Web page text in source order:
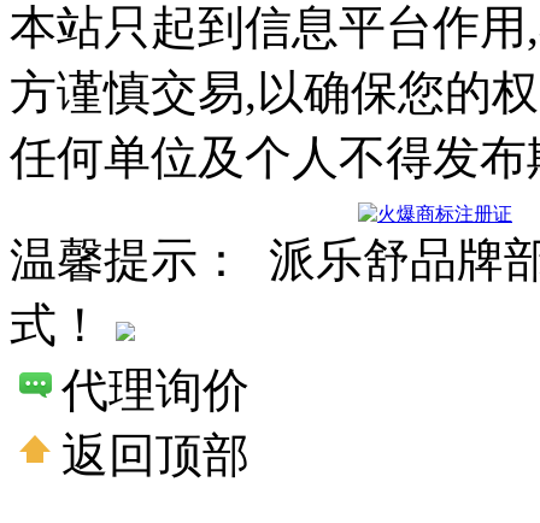
本站只起到信息平台作
方谨慎交易,以确保您的
任何单位及个人不得发
温馨提示： 派乐舒品牌
式！
代理询价
返回顶部